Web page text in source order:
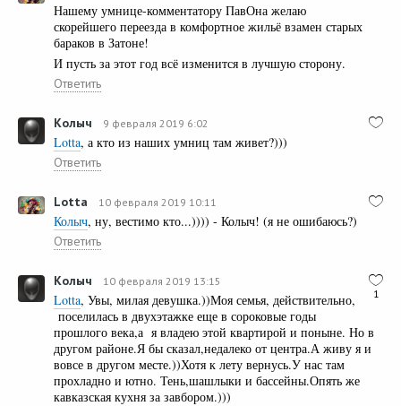
Нашему умнице-комментатору ПавОна желаю
скорейшего переезда в комфортное жильё взамен старых
бараков в Затоне!
И пусть за этот год всё изменится в лучшую сторону.
Ответить
Колыч 9 февраля 2019 6:02
Lotta, а кто из наших умниц там живет?)))
Ответить
Lotta 10 февраля 2019 10:11
Колыч, ну, вестимо кто...)))) - Колыч! (я не ошибаюсь?)
Ответить
1
Колыч 10 февраля 2019 13:15
Lotta, Увы, милая девушка.))Моя семья, действительно,
поселилась в двухэтажке еще в сороковые годы
прошлого века,а я владею этой квартирой и поныне. Но в
другом районе.Я бы сказал,недалеко от центра.А живу я и
вовсе в другом месте.))Хотя к лету вернусь.У нас там
прохладно и ютно. Тень,шашлыки и бассейны.Опять же
кавказская кухня за завбором.)))